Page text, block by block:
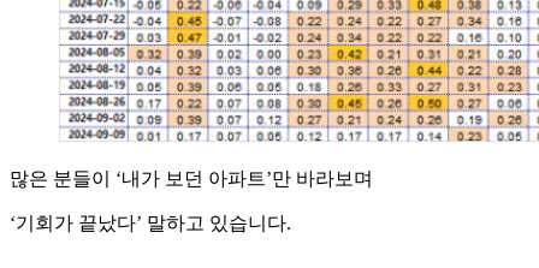
많은 분들이 ‘내가 보던 아파트’만 바라보며
‘기회가 끝났다’ 말하고 있습니다.